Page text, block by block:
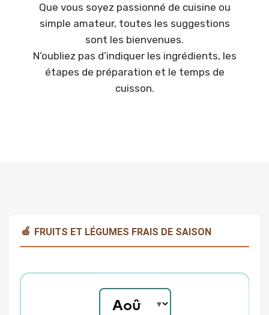
Que vous soyez passionné de cuisine ou
simple amateur, toutes les suggestions
sont les bienvenues.
N’oubliez pas d’indiquer les ingrédients, les
étapes de préparation et le temps de
cuisson.
🍏 FRUITS ET LÉGUMES FRAIS DE SAISON